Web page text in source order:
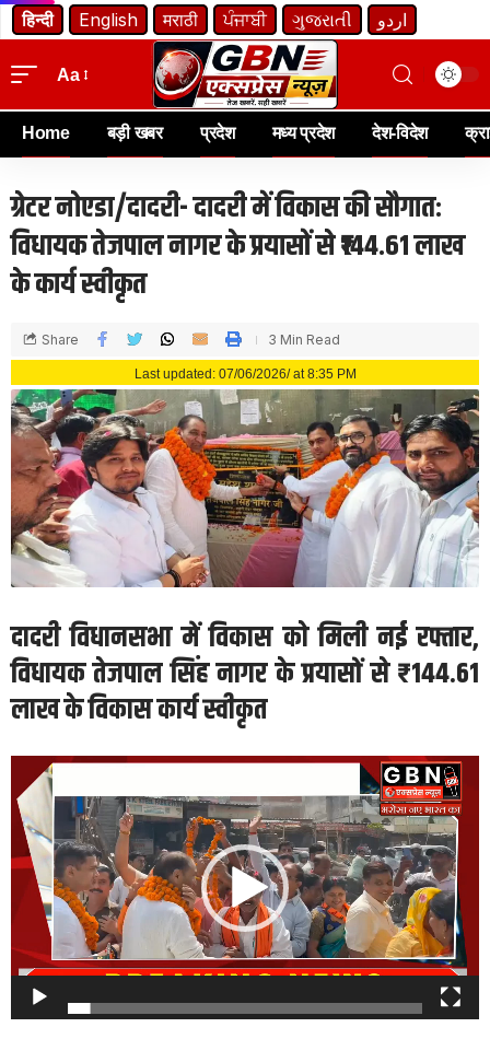
हिन्दी English मराठी ਪੰਜਾਬੀ ગુજરાતી اردو
Aa
Home बड़ी खबर प्रदेश मध्य प्रदेश देश-विदेश
ग्रेटर नोएडा/दादरी- दादरी में विकास की सौगात:
विधायक तेजपाल नागर के प्रयासों से ₹144.61 लाख
के कार्य स्वीकृत
Last updated: 07/06/2026/ at 8:35 PM
Share 3 Min Read
दादरी विधानसभा में विकास को मिली नई रफ्तार,
विधायक तेजपाल सिंह नागर के प्रयासों से ₹144.61
लाख के विकास कार्य स्वीकृत
Video
Player